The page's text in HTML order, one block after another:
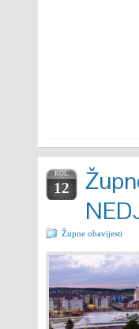
KOL.
12
Župne obavijesti